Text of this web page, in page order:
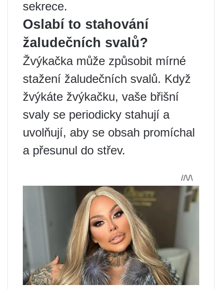
sekrece.
Oslabí to stahování
žaludečních svalů?
Žvýkačka může způsobit mírné
stažení žaludečních svalů. Když
žvýkáte žvýkačku, vaše břišní
svaly se periodicky stahují a
uvolňují, aby se obsah promíchal
a přesunul do střev.